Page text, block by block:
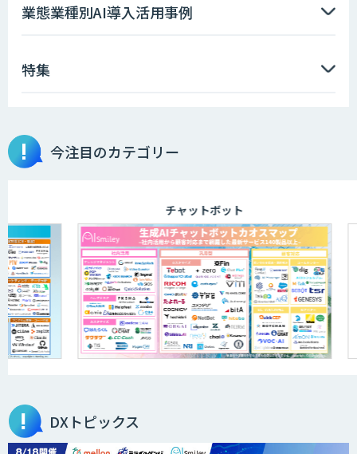
業態業種別AI導入活用事例
特集
今注目のカテゴリー
チャットボット
DXトピックス